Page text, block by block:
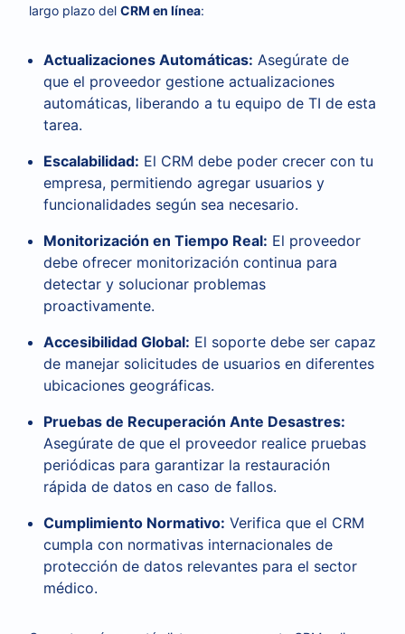
largo plazo del CRM en línea:
Actualizaciones Automáticas: Asegúrate de
que el proveedor gestione actualizaciones
automáticas, liberando a tu equipo de TI de esta
tarea.
Escalabilidad: El CRM debe poder crecer con tu
empresa, permitiendo agregar usuarios y
funcionalidades según sea necesario.
Monitorización en Tiempo Real: El proveedor
debe ofrecer monitorización continua para
detectar y solucionar problemas
proactivamente.
Accesibilidad Global: El soporte debe ser capaz
de manejar solicitudes de usuarios en diferentes
ubicaciones geográficas.
Pruebas de Recuperación Ante Desastres:
Asegúrate de que el proveedor realice pruebas
periódicas para garantizar la restauración
rápida de datos en caso de fallos.
Cumplimiento Normativo: Verifica que el CRM
cumpla con normativas internacionales de
protección de datos relevantes para el sector
médico.